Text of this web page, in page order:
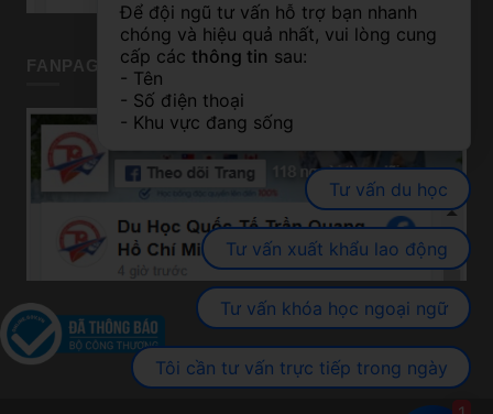
FANPAGE TP HỒ CHÍ MINH
Để đội ngũ tư vấn hỗ trợ bạn nhanh
chóng và hiệu quả nhất, vui lòng cung
cấp các thông tin sau:
- Tên
- Số điện thoại
- Khu vực đang sống
Tư vấn du học
Tư vấn xuất khẩu lao động
Tư vấn khóa học ngoại ngữ
Tôi cần tư vấn trực tiếp trong ngày